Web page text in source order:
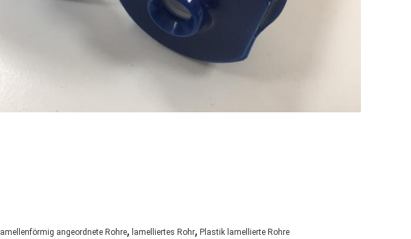
lamellenförmig angeordnete Rohre, lamelliertes Rohr, Plastik lamellierte Rohre